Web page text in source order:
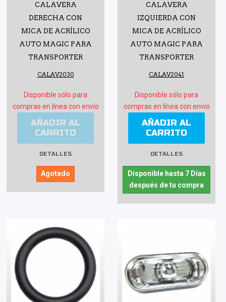
CALAVERA
DERECHA CON
MICA DE ACRÍLICO
AUTO MAGIC PARA
TRANSPORTER
CALAV2030
Disponible sólo para
compras en línea con envío
AÑADIR AL
CARRITO
DETALLES
Agotado
CALAVERA
IZQUIERDA CON
MICA DE ACRÍLICO
AUTO MAGIC PARA
TRANSPORTER
CALAV2041
Disponible sólo para
compras en línea con envío
AÑADIR AL
CARRITO
DETALLES
Disponible hasta 7 Días
después de tu compra